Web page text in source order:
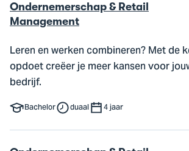
Ondernemerschap & Retail
Management
Leren en werken combineren? Met de
opdoet creëer je meer kansen voor
bedrijf.
Bachelor duaal 4 jaar